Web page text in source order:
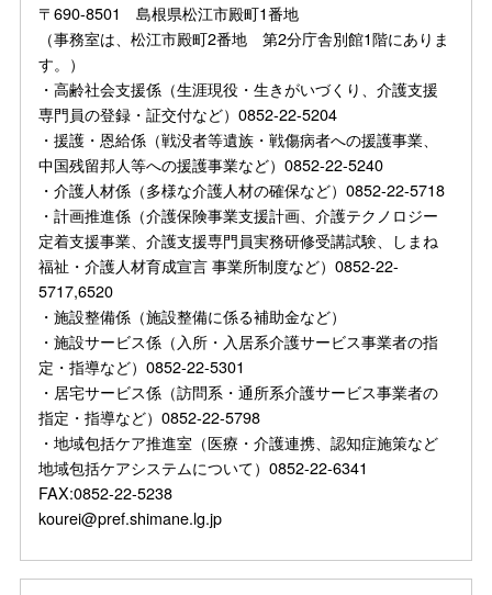
〒690-8501 島根県松江市殿町1番地
（事務室は、松江市殿町2番地 第2分庁舎別館1階にありま
す。）
・高齢社会支援係（生涯現役・生きがいづくり、介護支援
専門員の登録・証交付など）0852-22-5204
・援護・恩給係（戦没者等遺族・戦傷病者への援護事業、
中国残留邦人等への援護事業など）0852-22-5240
・介護人材係（多様な介護人材の確保など）0852-22-5718
・計画推進係（介護保険事業支援計画、介護テクノロジー
定着支援事業、介護支援専門員実務研修受講試験、しまね
福祉・介護人材育成宣言 事業所制度など）0852-22-
5717,6520
・施設整備係（施設整備に係る補助金など）
・施設サービス係（入所・入居系介護サービス事業者の指
定・指導など）0852-22-5301
・居宅サービス係（訪問系・通所系介護サービス事業者の
指定・指導など）0852-22-5798
・地域包括ケア推進室（医療・介護連携、認知症施策など
地域包括ケアシステムについて）0852-22-6341
FAX:0852-22-5238
kourei@pref.shimane.lg.jp